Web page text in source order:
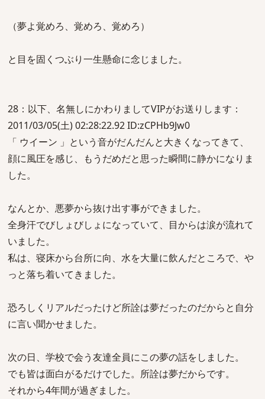
（夢よ覚めろ、覚めろ、覚めろ）
と目を固くつぶり一生懸命に念じました。
28：以下、名無しにかわりましてVIPがお送りします：
2011/03/05(土) 02:28:22.92 ID:zCPHb9Jw0
「 ウイーン 」という音がだんだんと大きくなってきて、
顔に風圧を感じ、もうだめだと思った瞬間に静かになりま
した。
なんとか、悪夢から抜け出す事ができました。
全身汗でびしょびしょになっていて、目からは涙が流れて
いました。
私は、寝床から台所に向、水を大量に飲んだところで、や
っと落ち着いてきました。
恐ろしくリアルだったけど所詮は夢だったのだからと自分
に言い聞かせました。
次の日、学校で会う友達全員にこの夢の話をしました。
でも皆は面白がるだけでした。所詮は夢だからです。
それから4年間が過ぎました。